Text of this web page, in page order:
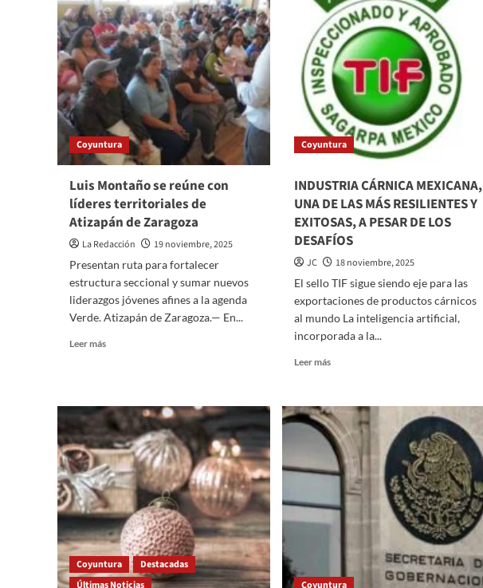
FERNÁNDEZ
EL
PAPEL
FUNDAMENTAL
DE
LAS
MUJERES
MÉXICO
43
transparencia
hospitalaria
para
frenar
abusos
contra
pacientes
Coyuntura
Luis Montaño se reúne con
líderes territoriales de
Atizapán de Zaragoza
La Redacción
19 noviembre, 2025
Presentan ruta para fortalecer
estructura seccional y sumar nuevos
liderazgos jóvenes afines a la agenda
Verde. Atizapán de Zaragoza.— En...
Leer másRead
reúne
con
líderes
territoriales
de
Atizapán
de
Zaragoza
Coyuntura
INDUSTRIA CÁRNICA MEXICANA,
UNA DE LAS MÁS RESILIENTES Y
EXITOSAS, A PESAR DE LOS
DESAFÍOS
JC
18 noviembre, 2025
El sello TIF sigue siendo eje para las
exportaciones de productos cárnicos
al mundo La inteligencia artificial,
incorporada a la...
Leer másRead
INDUSTRIA
CÁRNICA
MEXICANA,
UNA
DE
MÁS
RESILIENTES
Y
Coyuntura
Destacadas
Últimas Noticias
Coyuntura